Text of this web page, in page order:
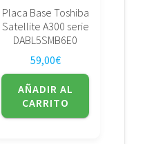
Placa Base Toshiba
Satellite A300 serie
DABL5SMB6E0
59,00€
AÑADIR AL
CARRITO